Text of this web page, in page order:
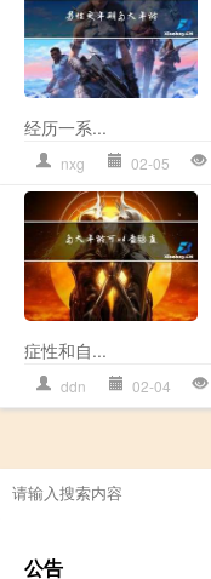
经历一系...
nxg 02-05
症性和自...
ddn 02-04
公告